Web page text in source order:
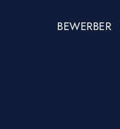
BEWERBER